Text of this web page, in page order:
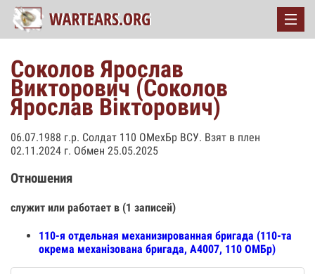
Соколов Ярослав
Викторович (Соколов
Ярослав Вікторович)
06.07.1988 г.р. Солдат 110 ОМехБр ВСУ. Взят в плен
02.11.2024 г. Обмен 25.05.2025
Отношения
служит или работает в (1 записей)
110-я отдельная механизированная бригада (110-та
окрема механізована бригада, А4007, 110 ОМБр)